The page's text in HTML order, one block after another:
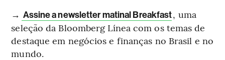
→ Assine a newsletter matinal Breakfast, uma
seleção da Bloomberg Línea com os temas de
destaque em negócios e finanças no Brasil e no
mundo.